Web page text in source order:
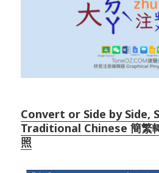
Convert or Side by Side,
Traditional Chinese 簡繁
照